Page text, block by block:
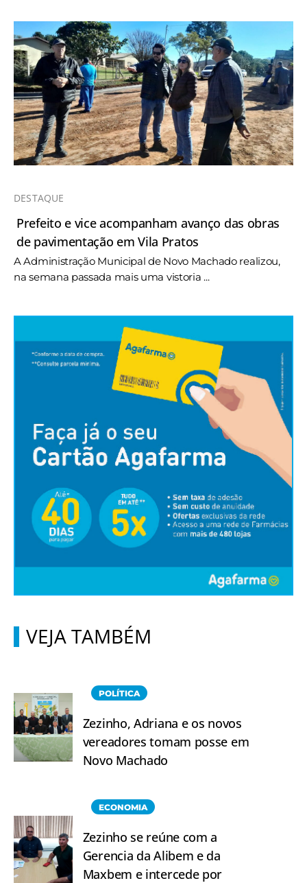
DESTAQUE
Prefeito e vice acompanham avanço das obras
de pavimentação em Vila Pratos
A Administração Municipal de Novo Machado realizou,
na semana passada mais uma vistoria ...
VEJA TAMBÉM
POLÍTICA
Zezinho, Adriana e os novos
vereadores tomam posse em
Novo Machado
ECONOMIA
Zezinho se reúne com a
Gerencia da Alibem e da
Maxbem e intercede por